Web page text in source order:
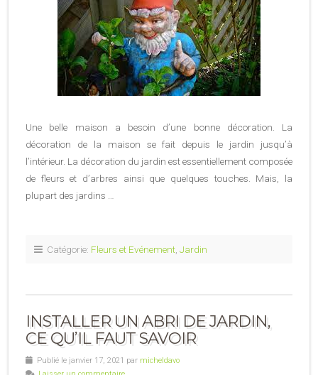
Une belle maison a besoin d’une bonne décoration. La
décoration de la maison se fait depuis le jardin jusqu’à
l’intérieur. La décoration du jardin est essentiellement composée
de fleurs et d’arbres ainsi que quelques touches. Mais, la
plupart des jardins …
Catégorie: Fleurs et Evénement Jardin
INSTALLER UN ABRI DE JARDIN,
CE QU’IL FAUT SAVOIR
Publié le janvier 17, 2021 par micheldavo